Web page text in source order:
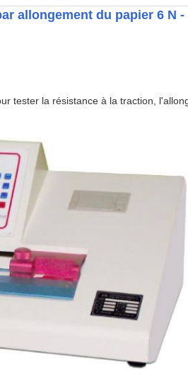
allongement du papier 6 N
tester la résistance à la traction,